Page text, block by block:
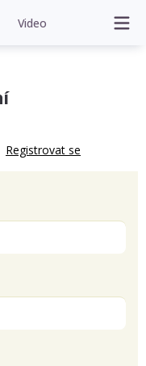
Video
Registrovat se